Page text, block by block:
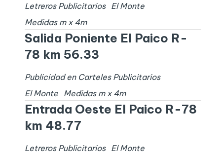
Letreros Publicitarios
El Monte
Medidas m x 4m
Salida Poniente El Paico R-
78 km 56.33
Publicidad en Carteles Publicitarios
El Monte
Medidas m x 4m
Entrada Oeste El Paico R-78
km 48.77
Letreros Publicitarios
El Monte